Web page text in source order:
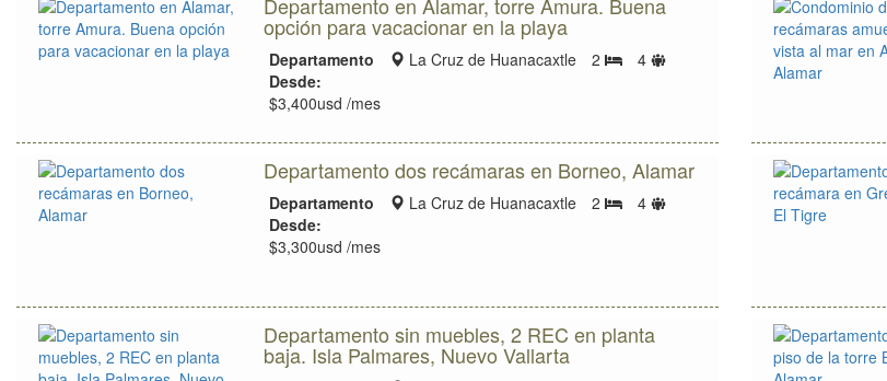
Departamento en Alamar, torre Amura. Buena
opción para vacacionar en la playa
Departamento
Zona
La Cruz de Huanacaxtle 2 Bedrooms
4
Límite
Desde:
$3,400usd /mes
Departamento dos recámaras en Borneo, Alamar
Departamento
Zona
La Cruz de Huanacaxtle 2 Bedrooms
4
Límite
Desde:
$3,300usd /mes
Departamento sin muebles, 2 REC en planta
baja. Isla Palmares, Nuevo Vallarta